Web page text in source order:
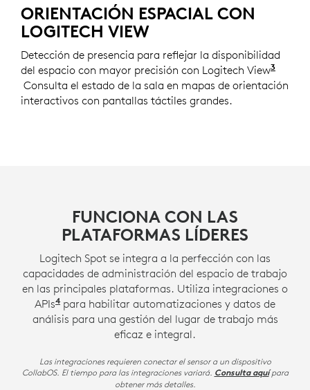
ORIENTACIÓN ESPACIAL CON
LOGITECH VIEW
Detección de presencia para reflejar la disponibilidad
del espacio con mayor precisión con Logitech View3
Consulta el estado de la sala en mapas de orientación
interactivos con pantallas táctiles grandes.
FUNCIONA CON LAS
PLATAFORMAS LÍDERES
Logitech Spot se integra a la perfección con las
capacidades de administración del espacio de trabajo
en las principales plataformas. Utiliza integraciones o
APIs4Las APIs pueden requerir una licencia de
para habilitar automatizaciones y datos de
análisis para una gestión del lugar de trabajo más
eficaz e integral.
Las integraciones requieren conectar el sensor a un dispositivo
CollabOS. El tiempo para las integraciones variará. Consulta aquípara
obtener más detalles.